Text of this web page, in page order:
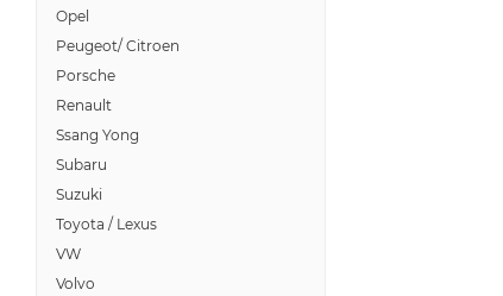
Opel
Peugeot/ Citroen
Porsche
Renault
Ssang Yong
Subaru
Suzuki
Toyota / Lexus
VW
Volvo